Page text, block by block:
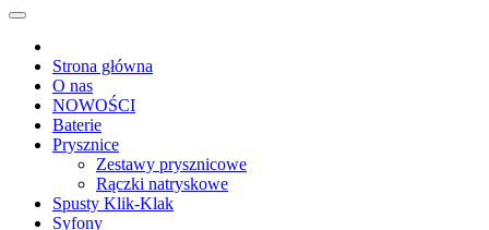
Strona główna
O nas
NOWOŚCI
Baterie
Prysznice
Zestawy prysznicowe
Rączki natryskowe
Spusty Klik-Klak
Syfony